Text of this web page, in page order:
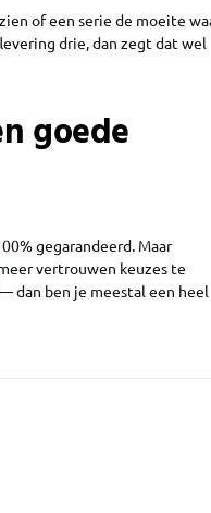
of een serie de moeite
drie, dan zegt dat wel
goede
gegarandeerd. Maar
vertrouwen keuzes te
dan ben je meestal een heel